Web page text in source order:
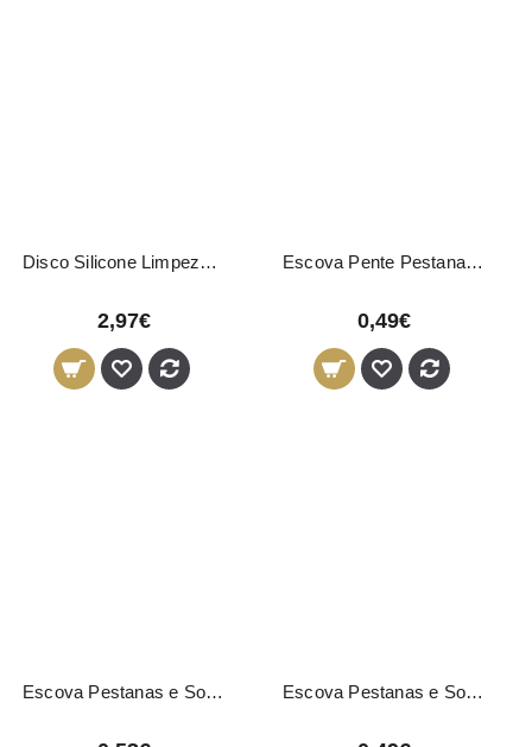
Disco Silicone Limpeza Pincéis
2,97€
Escova Pente Pestanas e Sobrancelhas Preto
0,49€
Escova Pestanas e Sobrancelhas Coloridas Escova Pestanas e Sobrancelhas Preto